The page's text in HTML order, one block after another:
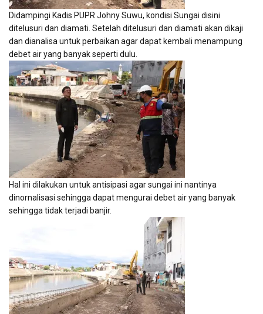
Didampingi Kadis PUPR Johny Suwu, kondisi Sungai disini
ditelusuri dan diamati. Setelah ditelusuri dan diamati akan dikaji
dan dianalisa untuk perbaikan agar dapat kembali menampung
debet air yang banyak seperti dulu.
Hal ini dilakukan untuk antisipasi agar sungai ini nantinya
dinornalisasi sehingga dapat mengurai debet air yang banyak
sehingga tidak terjadi banjir.